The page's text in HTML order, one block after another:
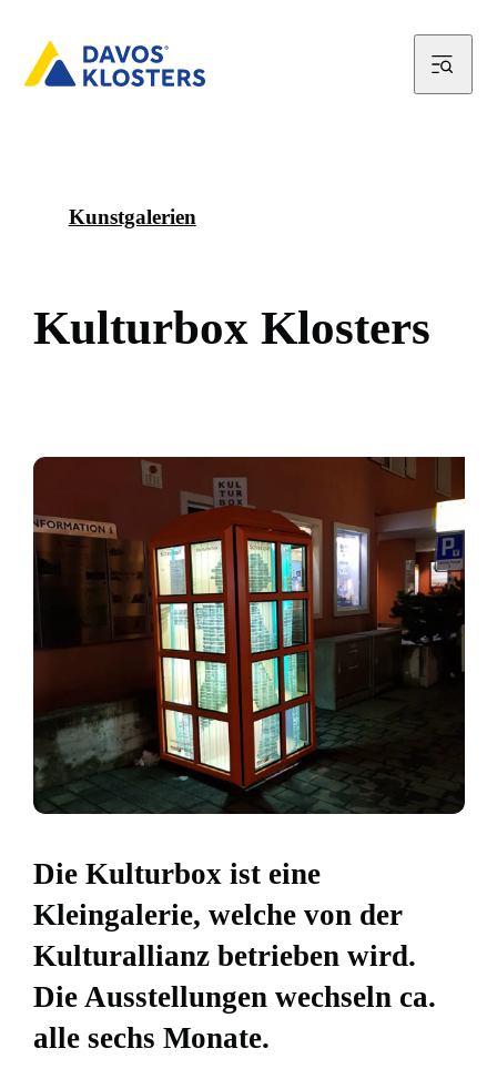
Kunstgalerien
Kulturbox Klosters
Die Kulturbox ist eine
Kleingalerie, welche von der
Kulturallianz betrieben wird.
Die Ausstellungen wechseln ca.
alle sechs Monate.